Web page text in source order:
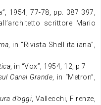
1954, 77-78, pp. 387 397,
scrittore Mario
, in “Rivista Shell italiana”,
, in “Vox”, 1954, 12, p 7
Canal Grande, in “Metron”,
d’oggi, Vallecchi, Firenze,